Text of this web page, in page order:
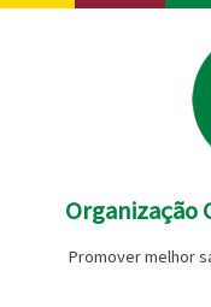
Passar
Organização
Promover melhor